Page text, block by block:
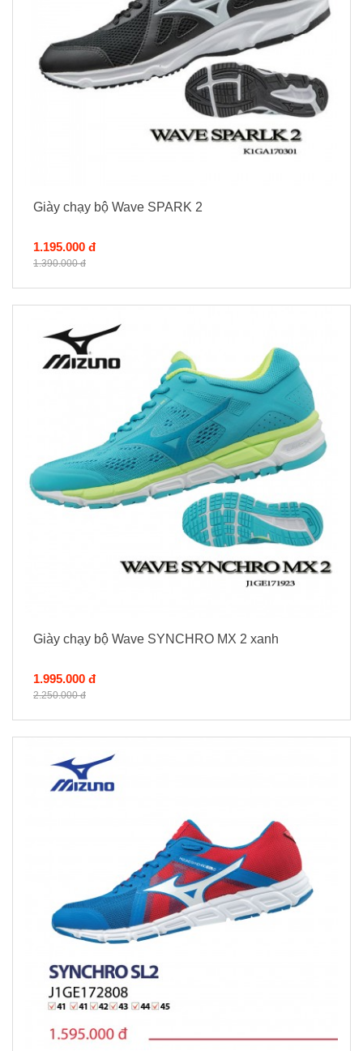
Giày chạy bộ Wave SPARK 2
1.195.000 đ
1.390.000 đ
Giày chạy bộ Wave SYNCHRO MX 2 xanh
1.995.000 đ
2.250.000 đ